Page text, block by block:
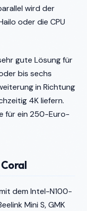
wird der
oder die CPU
gute Lösung für
bis sechs
in Richtung
4K liefern.
für ein 250-Euro-
dem Intel-N100-
Mini S, GMK